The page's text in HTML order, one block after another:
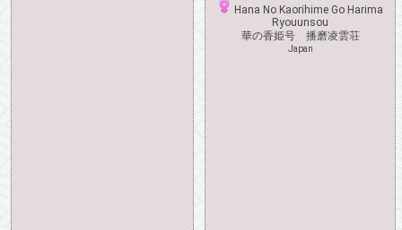
Hana No Kaorihime Go Harima
Ryouunsou
華の香姫号 播磨凌雲荘
Japan